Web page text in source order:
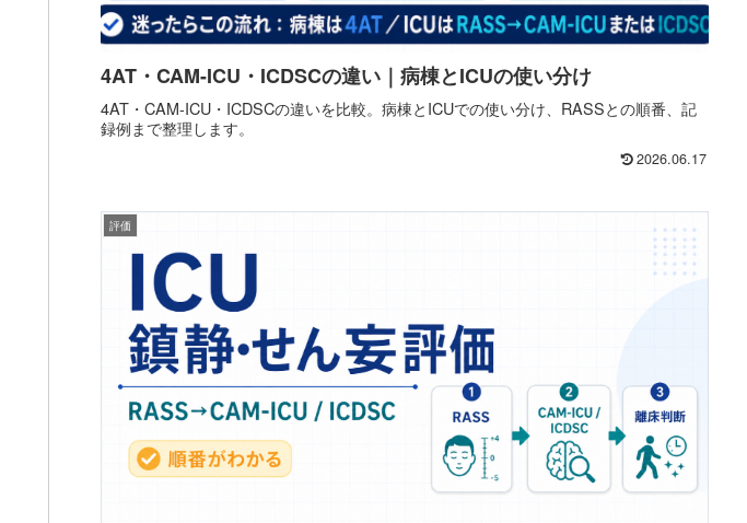
4AT・CAM-ICU・ICDSCの違い｜病棟とICUの使い分け
4AT・CAM-ICU・ICDSCの違いを比較。病棟とICUでの使い分け、RASSとの順番、記
録例まで整理します。
2026.06.17
評価